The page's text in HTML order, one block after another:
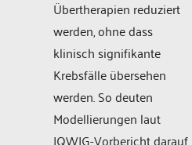
Übertherapien reduziert
werden, ohne dass
klinisch signifikante
Krebsfälle übersehen
werden. So deuten
Modellierungen laut
IQWIG-Vorbericht darauf